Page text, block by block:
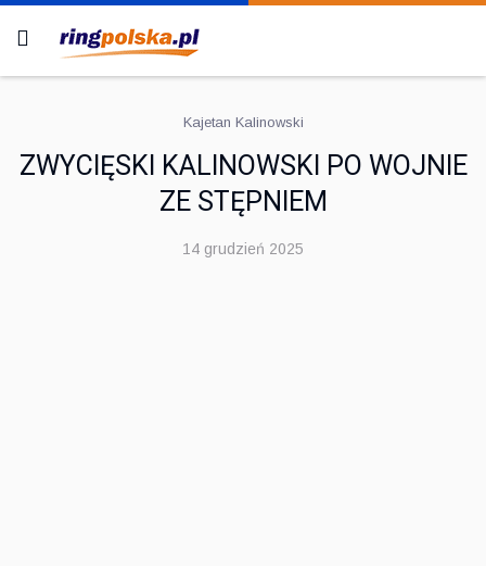
Kajetan Kalinowski
ZWYCIĘSKI KALINOWSKI PO WOJNIE
ZE STĘPNIEM
14 grudzień 2025